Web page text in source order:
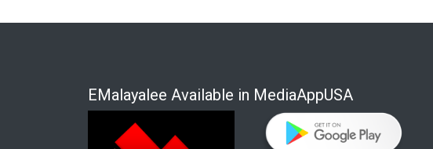
EMalayalee Available in MediaAppUSA